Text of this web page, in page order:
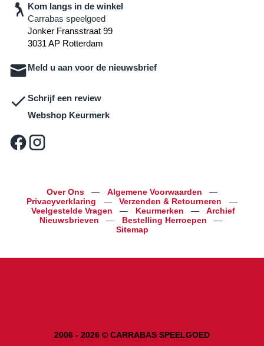
Kom langs in de winkel
Carrabas speelgoed
Jonker Fransstraat 99
3031 AP Rotterdam
Meld u aan voor de nieuwsbrief
Schrijf een review
Webshop Keurmerk
Over Ons — Algemene Voorwaarden
—
Privacyverklaring
— Verzenden & Retourneren
—
Veelgestelde Vragen
— Keurmerken —
Archief
Nieuwsbrieven
— Bestelling Herroepen
—
Sitemap
2006 - 2026 © CARRABAS SPEELGOED